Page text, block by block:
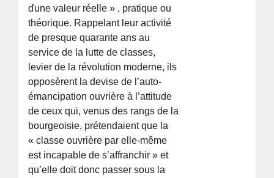
ďune valeur réelle » , pratique ou
théorique. Rappelant leur activité
de presque quarante ans au
service de la lutte de classes,
levier de la révolution moderne, ils
opposèrent la devise de l’auto-
émancipation ouvrière à l’attitude
de ceux qui, venus des rangs de la
bourgeoisie, prétendaient que la
« classe ouvrière par elle-même
est incapable de s’affranchir » et
qu’elle doit donc passer sous la